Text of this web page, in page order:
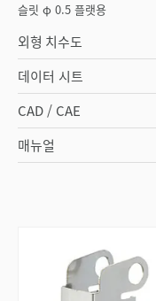
슬릿 φ 0.5 플랫용
외형 치수도
데이터 시트
CAD / CAE
매뉴얼